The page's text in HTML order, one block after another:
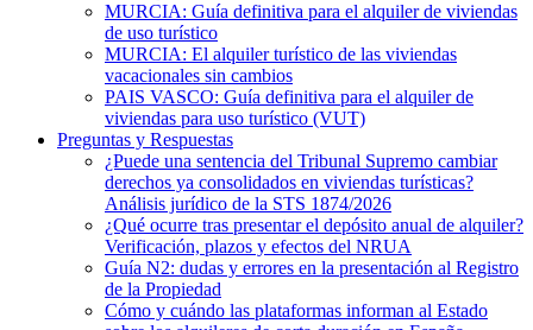
MURCIA: Guía definitiva para el alquiler de viviendas
de uso turístico
MURCIA: El alquiler turístico de las viviendas
vacacionales sin cambios
PAIS VASCO: Guía definitiva para el alquiler de
viviendas para uso turístico (VUT)
Preguntas y Respuestas
¿Puede una sentencia del Tribunal Supremo cambiar
derechos ya consolidados en viviendas turísticas?
Análisis jurídico de la STS 1874/2026
¿Qué ocurre tras presentar el depósito anual de alquiler?
Verificación, plazos y efectos del NRUA
Guía N2: dudas y errores en la presentación al Registro
de la Propiedad
Cómo y cuándo las plataformas informan al Estado